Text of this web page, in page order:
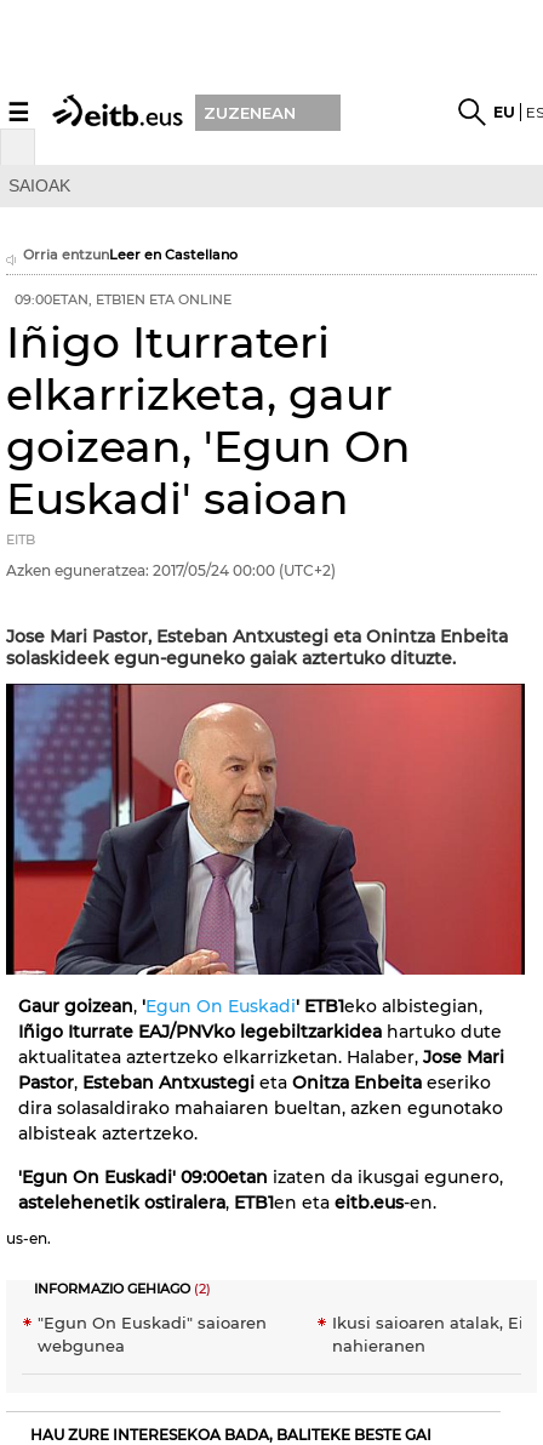
☰ ZUZENEAN EU
SAIOAK
Orria entzunLeer en Castellano
09:00ETAN, ETB1EN ETA ONLINE
Iñigo Iturrateri
elkarrizketa, gaur
goizean, 'Egun On
Euskadi' saioan
EITB
Azken eguneratzea: 2017/05/24 00:00 (UTC+2)
Jose Mari Pastor, Esteban Antxustegi eta Onintza Enbeita
solaskideek egun-eguneko gaiak aztertuko dituzte.
Gaur goizean, 'Egun On Euskadi' ETB1eko albistegian,
Iñigo Iturrate EAJ/PNVko legebiltzarkidea hartuko dute
aktualitatea aztertzeko elkarrizketan. Halaber, Jose Mari
Pastor, Esteban Antxustegi eta Onitza Enbeita eseriko
dira solasaldirako mahaiaren bueltan, azken egunotako
albisteak aztertzeko.
'Egun On Euskadi' 09:00etan izaten da ikusgai egunero,
astelehenetik ostiralera, ETB1en eta eitb.eus-en.
us-en.
INFORMAZIO GEHIAGO(2)
"Egun On Euskadi" saioaren
webgunea
Ikusi saioaren atalak, EiTB
nahieranen
HAU ZURE INTERESEKOA BADA, BALITEKE BESTE GAI